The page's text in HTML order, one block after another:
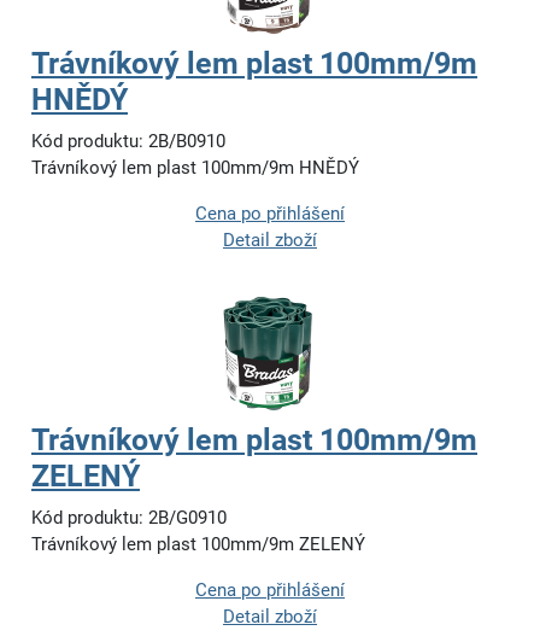
Trávníkový lem plast 100mm/9m
HNĚDÝ
Kód produktu: 2B/B0910
Trávníkový lem plast 100mm/9m HNĚDÝ
Cena po přihlášení
Detail zboží
Trávníkový lem plast 100mm/9m
ZELENÝ
Kód produktu: 2B/G0910
Trávníkový lem plast 100mm/9m ZELENÝ
Cena po přihlášení
Detail zboží